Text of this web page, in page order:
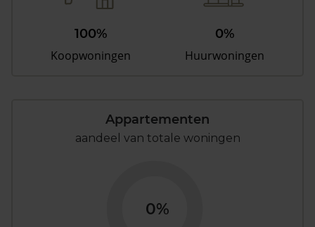
100%
Koopwoningen
0%
Huurwoningen
Appartementen
aandeel van totale woningen
0%